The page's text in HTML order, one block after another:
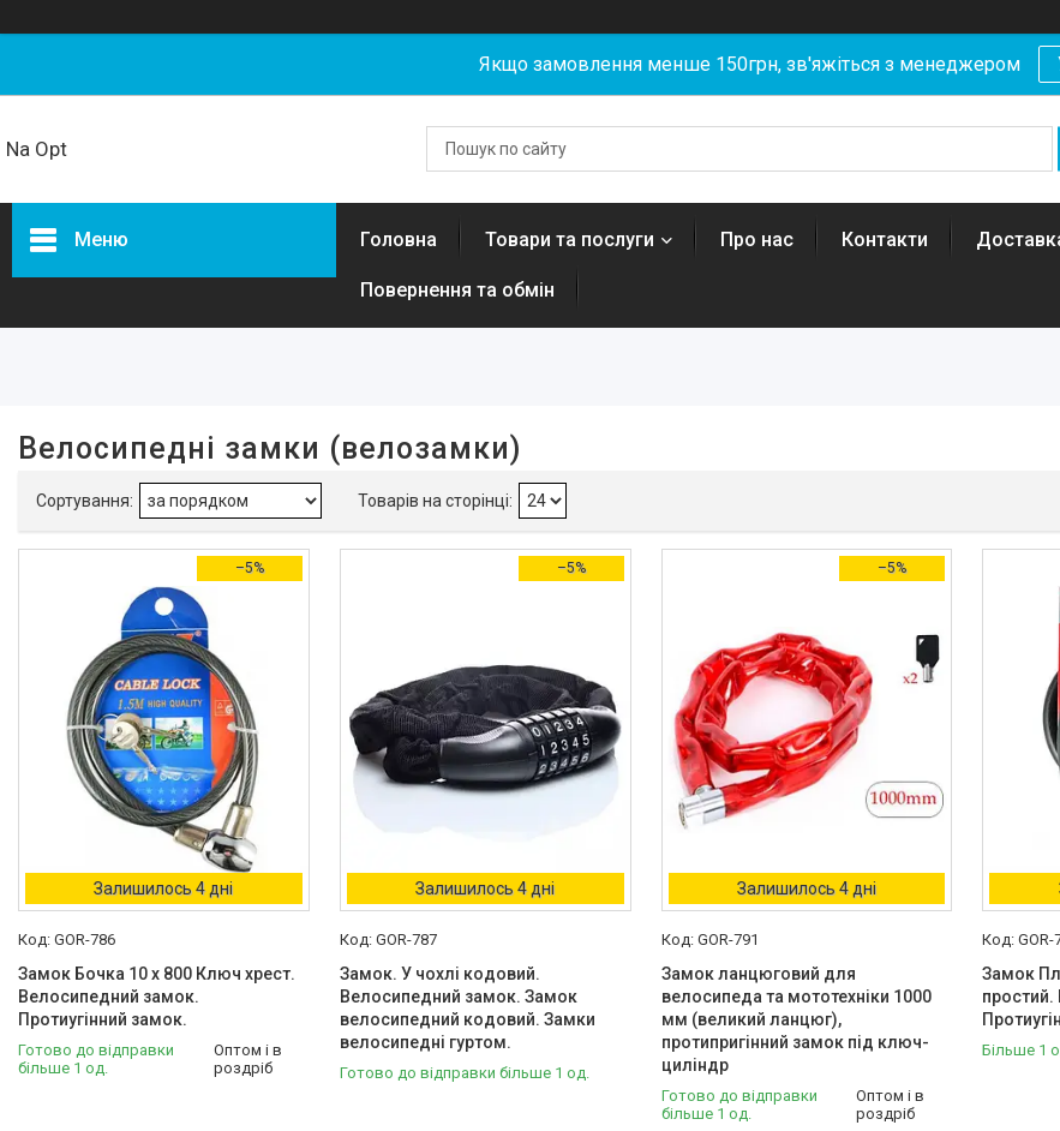
Якщо замовлення менше 150грн, зв'яжіться з менеджером
Na Opt
Меню
В наявності 19
Товари та послуги
Акумуляторні збірки та
елементи 18650, 21700,
LiFePO4 гуртом від NaOpt
Power
Риболовля
Бензозапчастини
Запчастини та комплектуючі
для електротехніки, самокатів,
гіроббордів, E-Bike.
Велосипеди,
Електровелосипеди Самокати
Електросамокати
Велозапчастини. Велодетали.
Вело аксесуари. Вело
покришки. Вело камери. Вело
багажники. Вело світло.
Велопокрышка
Головна Товари та послуги Про нас Контакти
Повернення та обмін
Велосипедні замки (велозамки)
–5%
Залишилось 4 дні
GOR-786
Замок Бочка 10 х 800 Ключ хрест.
Велосипедний замок.
Протиугінний замок.
Готово до відправки
більше 1 од.
Оптом і в
роздріб
–5%
Залишилось 4 дні
GOR-787
Замок. У чохлі кодовий.
Велосипедний замок. Замок
велосипедний кодовий. Замки
велосипедні гуртом.
Готово до відправки більше 1 од.
–5%
Залишилось 4 дні
GOR-791
Замок ланцюговий для
велосипеда та мототехніки 1000
мм (великий ланцюг),
протипригінний замок під ключ-
циліндр
Готово до відправки
більше 1 од.
Оптом і в
роздріб
GOR-
Замок
Більше 1